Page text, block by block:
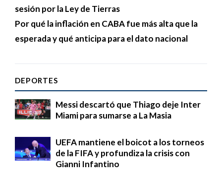
sesión por la Ley de Tierras
Por qué la inflación en CABA fue más alta que la
esperada y qué anticipa para el dato nacional
DEPORTES
Messi descartó que Thiago deje Inter
Miami para sumarse a La Masia
UEFA mantiene el boicot a los torneos
de la FIFA y profundiza la crisis con
Gianni Infantino